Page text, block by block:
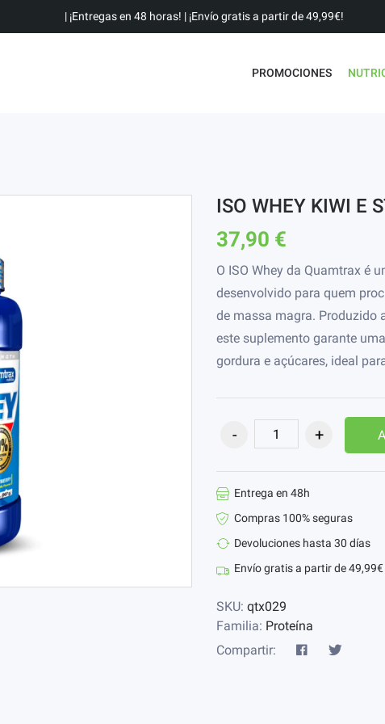
| ¡Entregas en 48 horas! | ¡Envío gratis a partir de 49,99€!
PROMOCIONES
ISO WHEY KIWI E
37,90 €
O ISO Whey da Quamtrax é
desenvolvido para quem
de massa magra. Produzido
este suplemento garante
gordura e açúcares, ideal
Entrega en 48h
Compras 100% seguras
Devoluciones hasta 30 días
Envío gratis a partir de 49,99€
SKU: qtx029
Familia: Proteína
Compartir: